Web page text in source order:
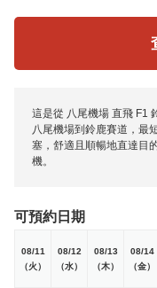
這是從 八尾機場 直飛 F1
八尾機場到鈴鹿賽道，最
塞，舒適且順暢地直達目
機。
可預約日期
08/11
（火）
08/12
（水）
08/13
（木）
08/14
（金）